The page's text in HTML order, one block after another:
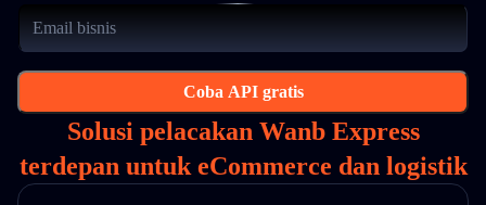
Coba API gratis
Solusi pelacakan Wanb Express
terdepan untuk eCommerce dan logistik